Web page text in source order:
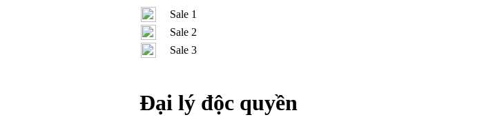
Sale 1
Sale 2
Sale 3
Đại lý độc quyền